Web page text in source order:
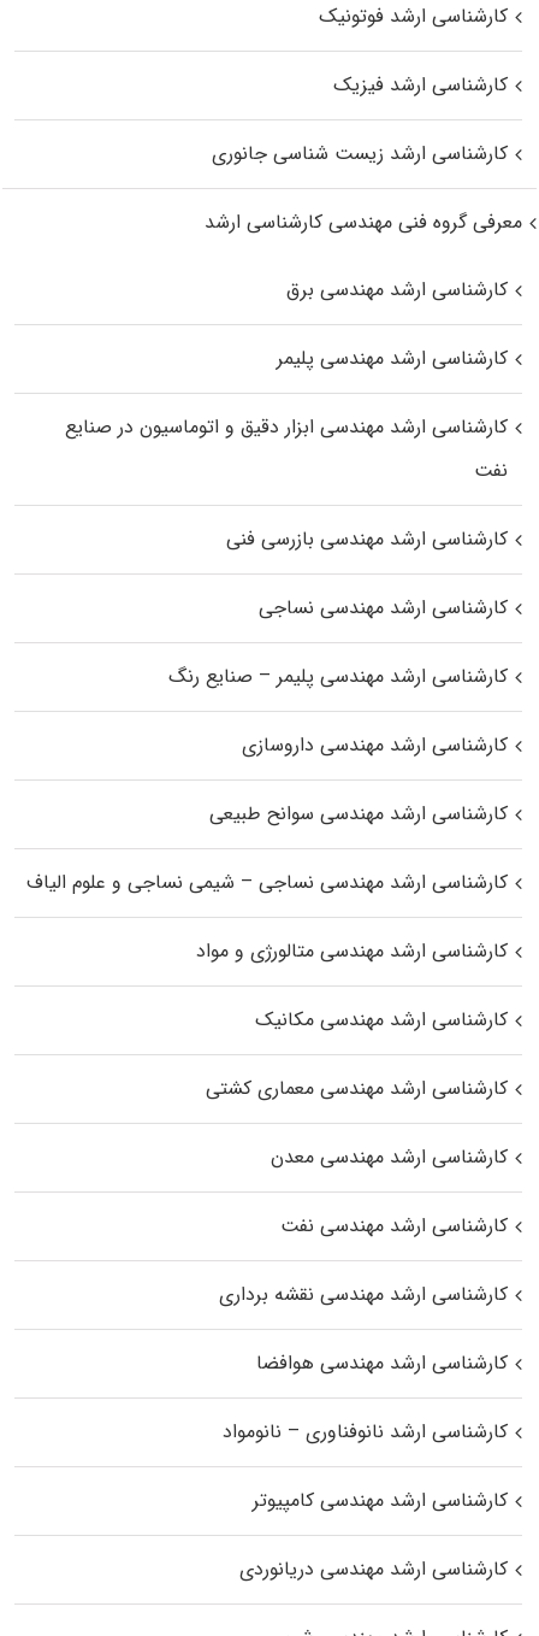
کارشناسی ارشد فوتونیک
کارشناسی ارشد فیزیک
کارشناسی ارشد زیست‌ شناسی جانوری
معرفی گروه فنی مهندسی کارشناسی ارشد
کارشناسی ارشد مهندسی برق
کارشناسی ارشد مهندسی پلیمر
کارشناسی ارشد مهندسی ابزار دقیق و اتوماسیون در صنایع
نفت
کارشناسی ارشد مهندسی بازرسی فنی
کارشناسی ارشد مهندسی نساجی
کارشناسی ارشد مهندسی پلیمر – صنایع رنگ
کارشناسی ارشد مهندسی داروسازی
کارشناسی ارشد مهندسی سوانح طبیعی
کارشناسی ارشد مهندسی نساجی – شیمی نساجی و علوم الیاف
کارشناسی ارشد مهندسی متالورژی و مواد
کارشناسی ارشد مهندسی مکانیک
کارشناسی ارشد مهندسی معماری کشتی
کارشناسی ارشد مهندسی معدن
کارشناسی ارشد مهندسی نفت
کارشناسی ارشد مهندسی نقشه برداری
کارشناسی ارشد مهندسی هوافضا
کارشناسی ارشد نانوفناوری – نانومواد
کارشناسی ارشد مهندسی کامپیوتر
کارشناسی ارشد مهندسی دریانوردی